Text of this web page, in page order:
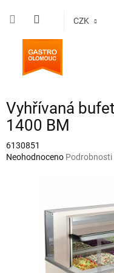
CZK
Vyhřívaná
1400 BM
6130851
Průměrné
hvězdiček.
Neohodnoceno